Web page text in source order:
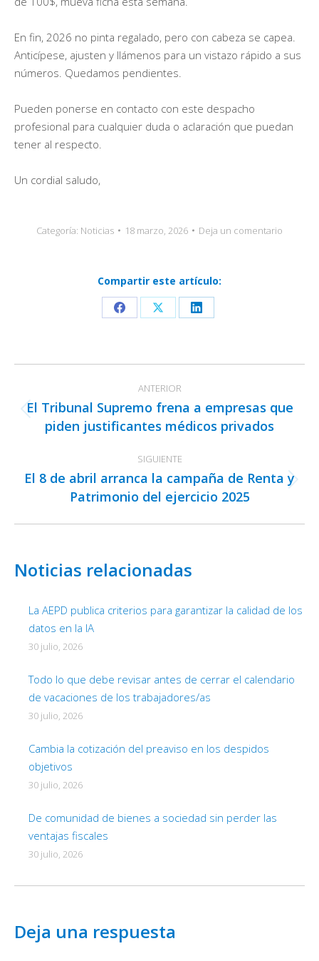
En fin, 2026 no pinta regalado, pero con cabeza se capea.
Anticípese, ajusten y llámenos para un vistazo rápido a sus
números. Quedamos pendientes.
Pueden ponerse en contacto con este despacho
profesional para cualquier duda o aclaración que puedan
tener al respecto.
Un cordial saludo,
Categoría: Noticias 18 marzo, 2026 Deja un comentario
Compartir este artículo:
Share
Facebook
Share
X
Share
LinkedIn
entre
publicaciones
ANTERIOR
Publicación
anterior:
El Tribunal Supremo frena a empresas que
piden justificantes médicos privados
SIGUIENTE
Publicación
siguiente:
El 8 de abril arranca la campaña de Renta y
Patrimonio del ejercicio 2025
Noticias relacionadas
La AEPD publica criterios para garantizar la calidad de los
datos en la IA
30 julio, 2026
Todo lo que debe revisar antes de cerrar el calendario
de vacaciones de los trabajadores/as
30 julio, 2026
Cambia la cotización del preaviso en los despidos
objetivos
30 julio, 2026
De comunidad de bienes a sociedad sin perder las
ventajas fiscales
30 julio, 2026
Deja una respuesta